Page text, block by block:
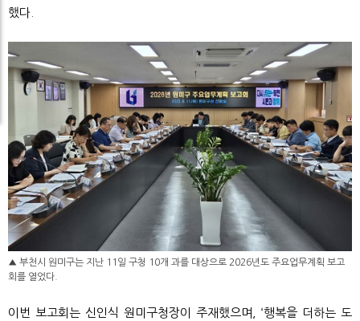
했다.
▲ 부천시 원미구는 지난 11일 구청 10개 과를 대상으로 2026년도 주요업무계획 보고
회를 열었다.
이번 보고회는 신인식 원미구청장이 주재했으며, ‘행복을 더하는 도